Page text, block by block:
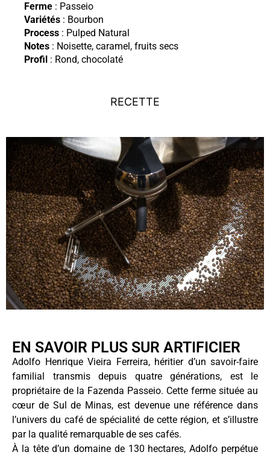
RECETTE
Ferme : Passeio
Variétés : Bourbon
Process : Pulped Natural
Notes : Noisette, caramel, fruits secs
Profil : Rond, chocolaté
EN SAVOIR PLUS SUR ARTIFICIER
Adolfo Henrique Vieira Ferreira, héritier d’un savoir-faire
familial transmis depuis quatre générations, est le
propriétaire de la Fazenda Passeio. Cette ferme située au
cœur de Sul de Minas, est devenue une référence dans
l’univers du café de spécialité de cette région, et s’illustre
par la qualité remarquable de ses cafés.
À la tête d’un domaine de 130 hectares, Adolfo perpétue